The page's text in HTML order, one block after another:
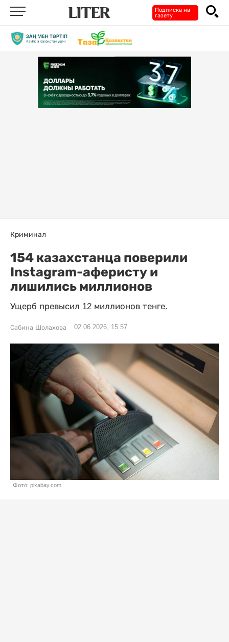
Подписка на
газету
Криминал
154 казахстанца поверили
Instagram-аферисту и
лишились миллионов
Ущерб превысил 12 миллионов тенге.
Сабина Шолахова 02.06.2026, 15:57
Фото: pixabay.com